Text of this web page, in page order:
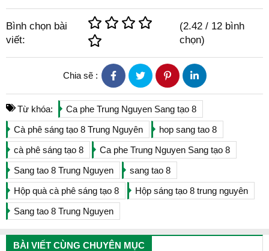
Bình chọn bài
viết:
(2.42 / 12 bình
chọn)
Chia sẽ :
Từ khóa:
Ca phe Trung Nguyen Sang tạo 8
Cà phê sáng tạo 8 Trung Nguyên
hop sang tao 8
cà phê sáng tạo 8
Ca phe Trung Nguyen Sang tạo 8
Sang tao 8 Trung Nguyen
sang tao 8
Hộp quà cà phê sáng tạo 8
Hộp sáng tạo 8 trung nguyên
Sang tao 8 Trung Nguyen
BÀI VIẾT CÙNG CHUYÊN MỤC